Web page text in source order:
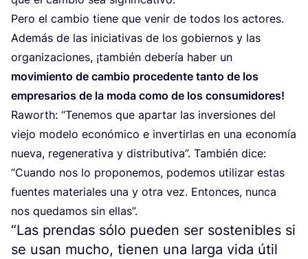
Pero el cam­bio tie­ne que venir de todos los acto­res.
Ade­más de las ini­cia­ti­vas de los gobier­nos y las
orga­ni­za­cio­nes, ¡tam­bién debe­ría haber un
movi­mien­to de cam­bio pro­ce­den­te tan­to de los
empre­sa­rios de la moda como de los con­su­mi­do­res!
Raworth: “Tene­mos que apar­tar las inver­sio­nes del
vie­jo mode­lo eco­nó­mi­co e inver­tir­las en una eco­no­mía
nue­va, rege­ne­ra­ti­va y dis­tri­bu­ti­va”. Tam­bién dice:
“Cuan­do nos lo pro­po­ne­mos, pode­mos uti­li­zar estas
fuen­tes mate­ria­les una y otra vez. Enton­ces, nun­ca
nos que­da­mos sin ellas”.
“Las prendas sólo pueden ser sostenibles si
se usan mucho, tienen una larga vida útil